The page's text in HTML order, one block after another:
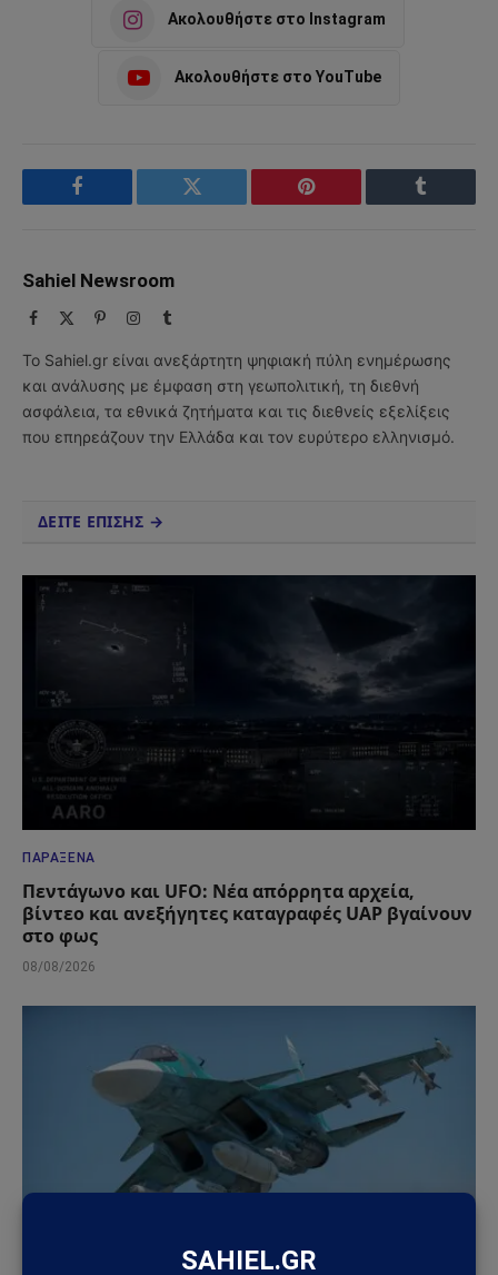
Ακολουθήστε στο Instagram
Ακολουθήστε στο YouTube
Facebook Twitter Pinterest Tumblr
Sahiel Newsroom
Facebook PinterestInstagram
Tumblr
Το Sahiel.gr είναι ανεξάρτητη ψηφιακή πύλη ενημέρωσης
και ανάλυσης με έμφαση στη γεωπολιτική, τη διεθνή
ασφάλεια, τα εθνικά ζητήματα και τις διεθνείς εξελίξεις
που επηρεάζουν την Ελλάδα και τον ευρύτερο ελληνισμό.
ΔΕΙΤΕ ΕΠΙΣΗΣ →
ΠΑΡΆΞΕΝΑ
Πεντάγωνο και UFO: Νέα απόρρητα αρχεία,
βίντεο και ανεξήγητες καταγραφές UAP βγαίνουν
στο φως
08/08/2026